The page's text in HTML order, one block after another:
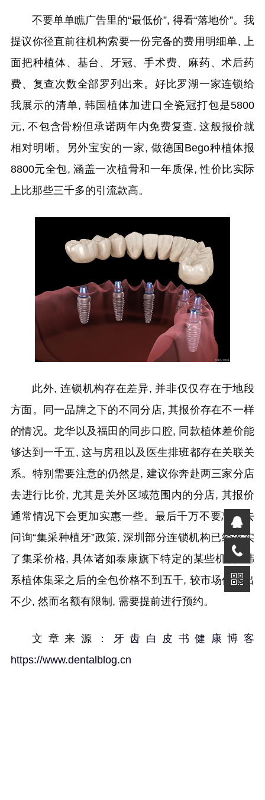
不要单单瞧广告里的“最低价”, 得看“落地价”。我
提议你径直前往机构索要一份完备的费用明细单, 上
面把种植体、基台、牙冠、手术费、麻药、术后药
费、复查次数全部罗列出来。好比罗湖一家连锁给
我展示的清单, 韩国植体加进口全瓷冠打包是5800
元, 不包含骨粉但承诺两年内免费复查, 这般报价就
相对明晰。另外宝安的一家, 做德国Bego种植体报
8800元全包, 涵盖一次植骨和一年质保, 性价比实际
上比那些三千多的引流款高。
此外, 连锁机构存在差异, 并非仅仅存在于地段
方面。同一品牌之下的不同分店, 其报价存在不一样
的情况。龙华以及福田的同步口腔, 同款植体差价能
够达到一千五, 这与房租以及医生排班都存在关联关
系。特别需要注意的仍然是, 建议你奔赴两三家分店
去进行比价, 尤其是关外区域范围内的分店, 其报价
通常情况下会更加实惠一些。最后千万不要忘记去
问询“集采种植牙”政策, 深圳部分连锁机构已经落实
了集采价格, 具体诸如泰康旗下特定的某些机构, 韩
系植体集采之后的全包价格不到五千, 较市场价低出
不少, 然而名额有限制, 需要提前进行预约。
文章来源： 牙齿白皮书健康博客
https://www.dentalblog.cn